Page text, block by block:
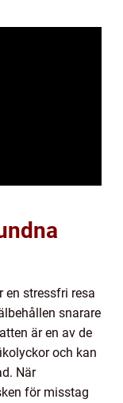
en stressfri resa
snarare
är en av de
och kan
När
för misstag